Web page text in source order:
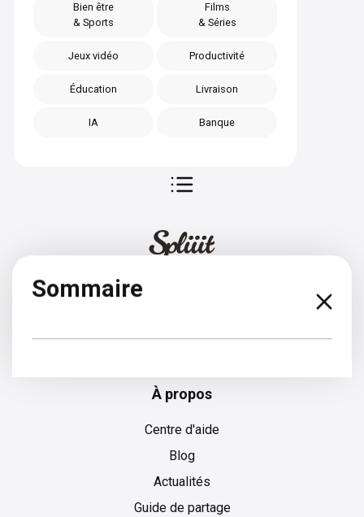
Bien être
& Sports
Films
& Séries
Jeux vidéo Productivité
Éducation Livraison
IA Banque
Sommaire
À propos
Centre d'aide
Blog
Actualités
Guide de partage